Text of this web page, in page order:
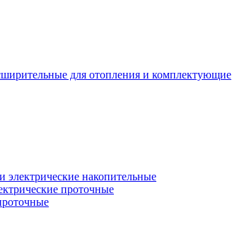
для отопления и комплектующие
электрические накопительные
проточные